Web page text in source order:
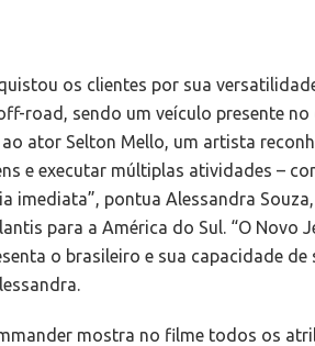
os clientes por sua
road, sendo um veículo presente
ator Selton Mello, um artista
e executar múltiplas atividades –
imediata”, pontua Alessandra
para a América do Sul. “O Novo
o brasileiro e sua capacidade de
mostra no filme todos os